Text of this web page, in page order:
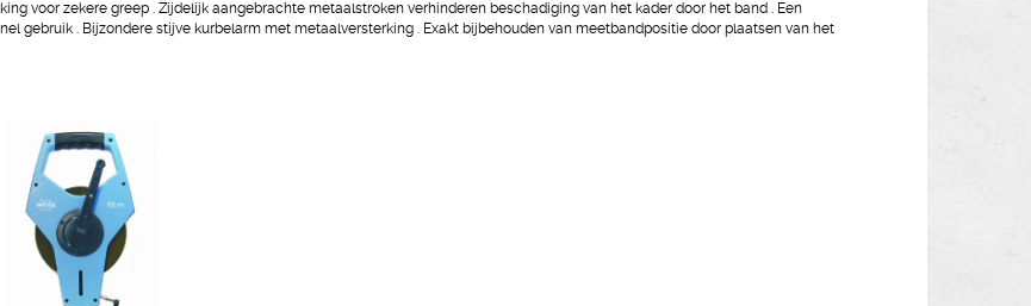
voor zekere greep . Zijdelijk aangebrachte metaalstroken verhinderen beschadiging van het kader door het band . Een
gebruik . Bijzondere stijve kurbelarm met metaalversterking . Exakt bijbehouden van meetbandpositie door plaatsen van het